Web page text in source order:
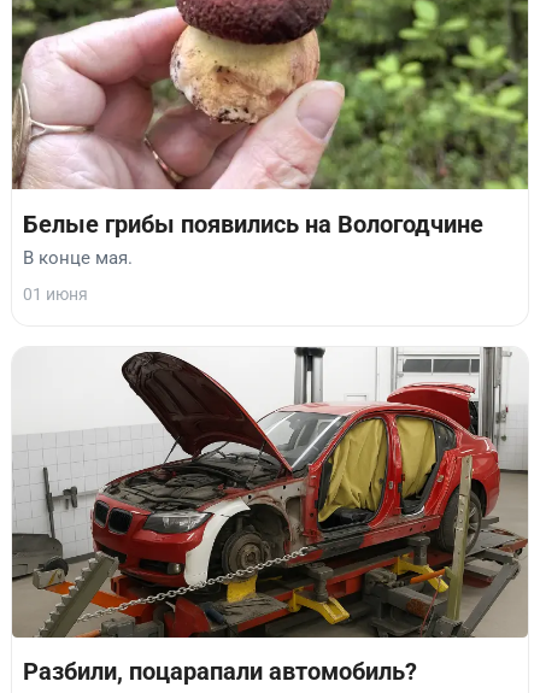
Белые грибы появились на Вологодчине
В конце мая.
01 июня
Разбили, поцарапали автомобиль?